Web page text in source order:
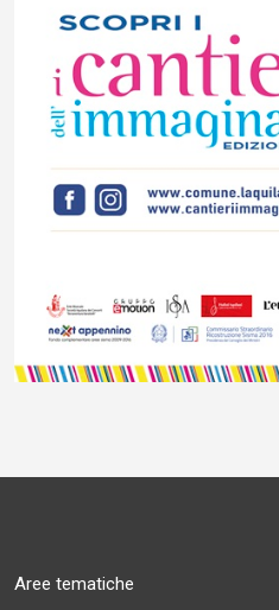
Aree tematiche